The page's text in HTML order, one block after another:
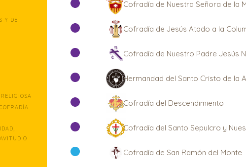
Y DE
O
Cofradía de Nuestra Señora de la
Cofradía de Jesús Atado a la
Cofradía de Nuestro Padre Jesús
Hermandad del Santo Cristo de la
Cofradía del Descendimiento
Cofradía del Santo Sepulcro y
Cofradía de San Ramón del Monte